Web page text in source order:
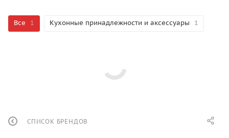
Все 1 Кухонные принадлежности и аксессуары 1
СПИСОК БРЕНДОВ